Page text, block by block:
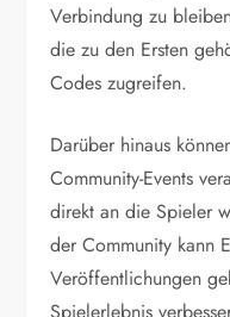
Verbindung zu
die zu den Ersten
Codes zugreifen.
Darüber hinaus
Community-Events
direkt an die Spieler
der Community kann
Veröffentlichungen
Spielerlebnis